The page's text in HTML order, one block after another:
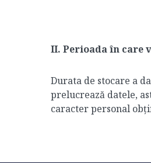
II. Perioada în care
Durata de stocare a
prelucrează datele,
caracter personal